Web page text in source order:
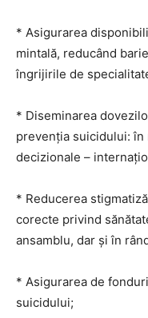
* Asigurarea
mintală, reducând
îngrijirile de
* Diseminarea
prevenţia suicidului:
decizionale –
* Reducerea
corecte privind
ansamblu, dar şi în
* Asigurarea de
suicidului;